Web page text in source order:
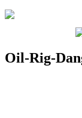
Oil-Rig-